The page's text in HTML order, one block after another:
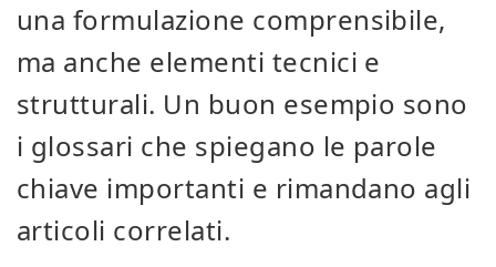
una formulazione comprensibile,
ma anche elementi tecnici e
strutturali. Un buon esempio sono
i glossari che spiegano le parole
chiave importanti e rimandano agli
articoli correlati.